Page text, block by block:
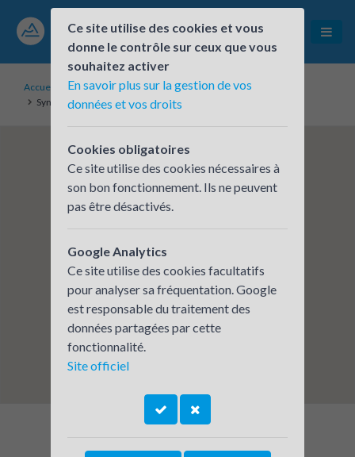
Accueil
Établissements inscrits
Syndicat Mixte du Bassin d'Aurillac Carladès Chataigneraie
Ce site utilise des cookies et vous
donne le contrôle sur ceux que vous
souhaitez activer
En savoir plus sur la gestion de vos
données et vos droits
Cookies obligatoires
Ce site utilise des cookies nécessaires à
son bon fonctionnement. Ils ne peuvent
pas être désactivés.
Google Analytics
Ce site utilise des cookies facultatifs
pour analyser sa fréquentation. Google
est responsable du traitement des
données partagées par cette
fonctionnalité.
Site officiel